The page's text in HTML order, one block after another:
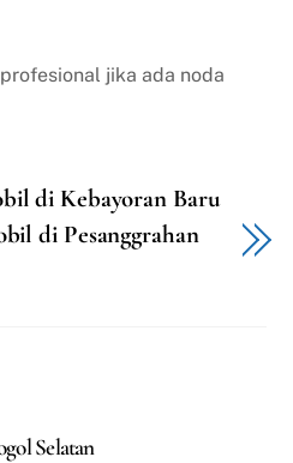
jika ada noda
di Kebayoran Baru
di Pesanggrahan
Selatan